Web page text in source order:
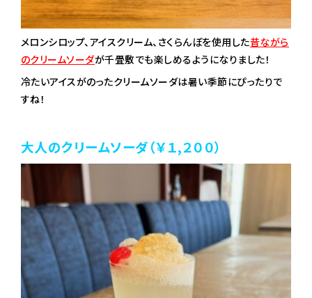
メロンシロップ、アイスクリーム、さくらんぼを使用した昔ながら
のクリームソーダが千畳敷でも楽しめるようになりました！
冷たいアイスがのったクリームソーダは暑い季節にぴったりで
すね！
大人のクリームソーダ（￥１,２００）